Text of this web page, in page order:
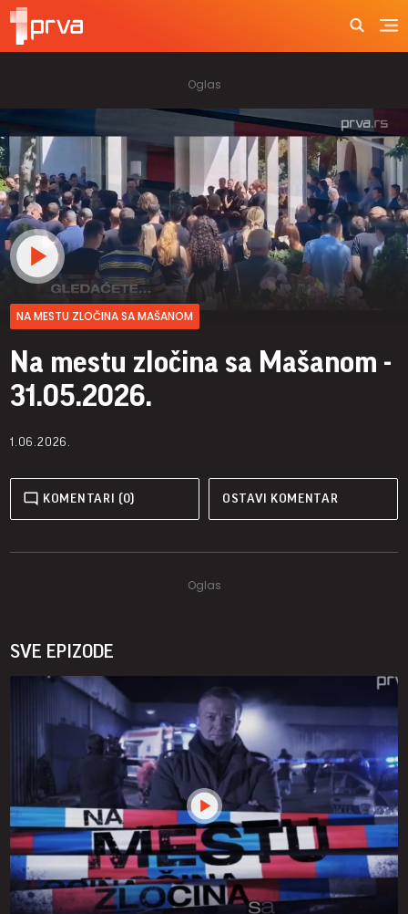
NA MESTU ZLOČINA SA MAŠANOM
Na mestu zločina sa Mašanom -
31.05.2026.
1.06.2026.
KOMENTARI (0) OSTAVI KOMENTAR
SVE EPIZODE